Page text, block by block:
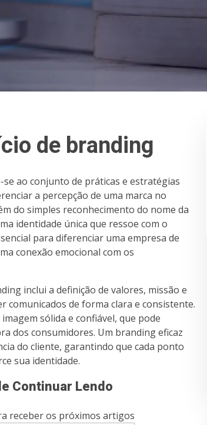
de branding
ao conjunto de práticas e estratégias
a percepção de uma marca no
do simples reconhecimento do nome da
identidade única que ressoe com o
para diferenciar uma empresa de
conexão emocional com os
inclui a definição de valores, missão e
comunicados de forma clara e consistente.
sólida e confiável, que pode
dos consumidores. Um branding eficaz
do cliente, garantindo que cada ponto
sua identidade.
Continuar Lendo
receber os próximos artigos